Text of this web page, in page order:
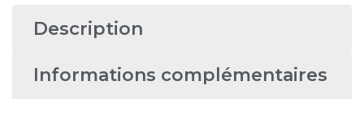
Description
Informations complémentaires